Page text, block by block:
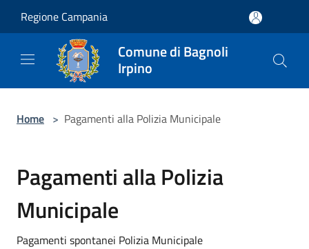
Regione Campania
Comune di Bagnoli
Irpino
Home > Pagamenti alla Polizia Municipale
Pagamenti alla Polizia
Municipale
Pagamenti spontanei Polizia Municipale